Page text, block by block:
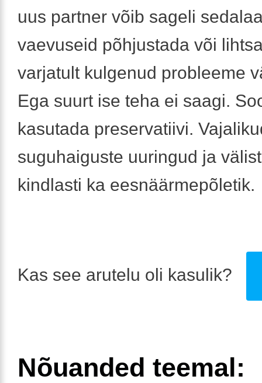
uus partner võib sageli
vaevuseid põhjustada või
varjatult kulgenud probleeme
Ega suurt ise teha ei saagi.
kasutada preservatiivi.
suguhaiguste uuringud ja
kindlasti ka eesnäärmepõletik.
Kas see arutelu oli kasulik?
Nõuanded teemal: